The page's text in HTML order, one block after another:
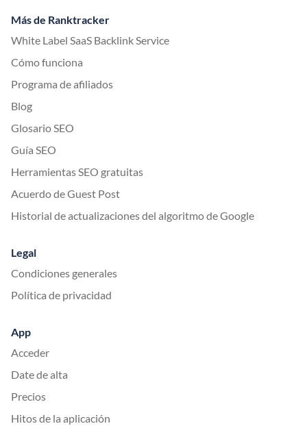
Más de Ranktracker
White Label SaaS Backlink Service
Cómo funciona
Programa de afiliados
Blog
Glosario SEO
Guía SEO
Herramientas SEO gratuitas
Acuerdo de Guest Post
Historial de actualizaciones del algoritmo de Google
Legal
Condiciones generales
Política de privacidad
App
Acceder
Date de alta
Precios
Hitos de la aplicación